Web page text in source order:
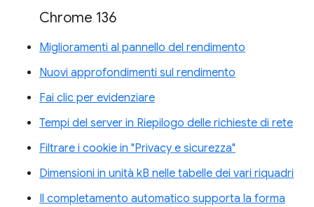
Chrome 136
Miglioramenti al pannello del rendimento
Nuovi approfondimenti sul rendimento
Fai clic per evidenziare
Tempi del server in Riepilogo delle richieste di rete
Filtrare i cookie in "Privacy e sicurezza"
Dimensioni in unità kB nelle tabelle dei vari riquadri
Il completamento automatico supporta la forma